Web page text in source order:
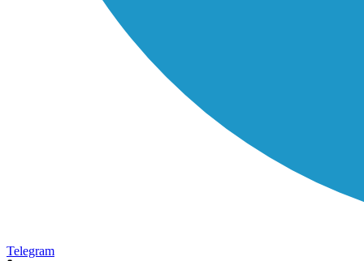
Telegram